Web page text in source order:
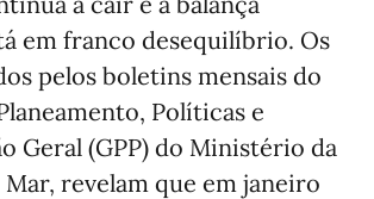
em franco desequilíbrio. Os
pelos boletins mensais do
Políticas e
Geral (GPP) do Ministério da
revelam que em janeiro